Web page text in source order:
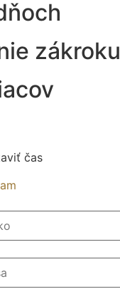
zákroku
čas